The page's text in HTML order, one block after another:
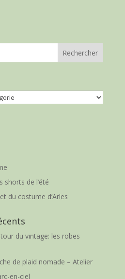
shorts de l’été
du costume d’Arles
du vintage: les robes
de plaid nomade – Atelier
en-ciel